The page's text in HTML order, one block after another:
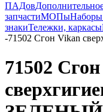
ПАДов
запчастиМОПыНаборы
знакиТележки, каркасы
-71502 Сгон Vikan
71502